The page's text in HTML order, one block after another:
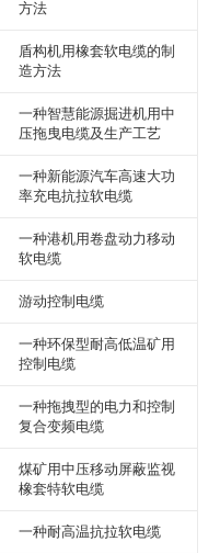
方法
盾构机用橡套软电缆的制
造方法
一种智慧能源掘进机用中
压拖曳电缆及生产工艺
一种新能源汽车高速大功
率充电抗拉软电缆
一种港机用卷盘动力移动
软电缆
游动控制电缆
一种环保型耐高低温矿用
控制电缆
一种拖拽型的电力和控制
复合变频电缆
煤矿用中压移动屏蔽监视
橡套特软电缆
一种耐高温抗拉软电缆